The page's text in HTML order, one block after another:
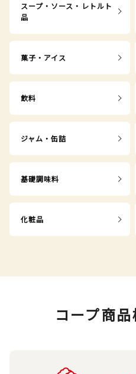
スープ・ソース・レトルト
品
菓子・アイス
飲料
ジャム・缶詰
基礎調味料
化粧品
コープ商